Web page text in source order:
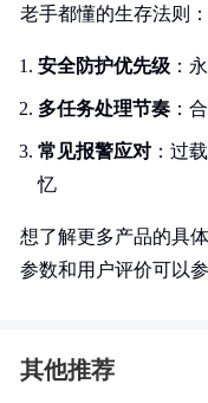
老手都懂的生存法则：
安全防护优先级 ：
多任务处理节奏 ：
常见报警应对 ：过
忆
想了解更多产品的具
参数和用户评价可以
其他推荐